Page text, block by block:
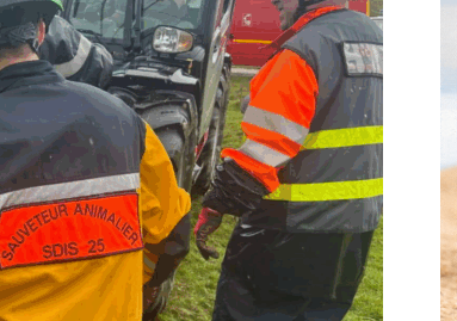
–
Hebdo25